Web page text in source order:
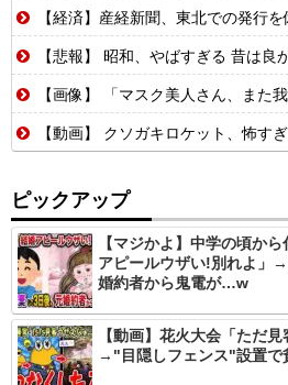
【経済】産経新聞、東北での発行を休止
【悲報】 昭和、やばすぎる 昔は良
【画像】 「マスク美人さん、また我々を欺く」←海外で
【動画】 クソガキロケット、怖すぎる…
ピックアップ
【マジかよ】中学の頃か
アピールウザい!別れよ」
婚約者から鬼電が…w
【動画】花火大会「ただ
→"目隠しフェンス"設置で